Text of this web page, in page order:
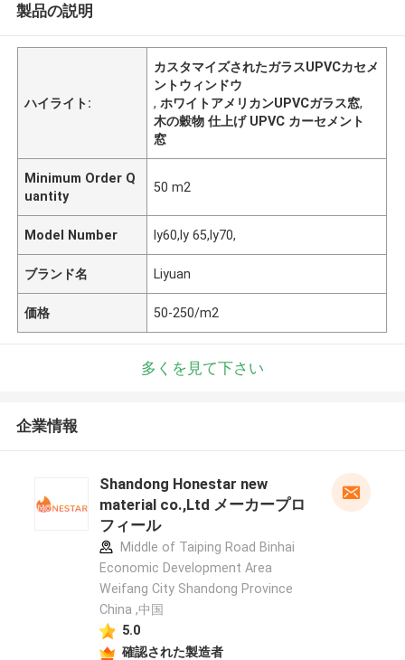
製品の説明
ハイライト:
カスタマイズされたガラスUPVCカセメ
ントウィンドウ
,ホワイトアメリカンUPVCガラス窓,
木の穀物 仕上げ UPVC カーセメント
窓
Minimum Order Q
uantity
50 m2
Model Number ly60,ly 65,ly70,
ブランド名 Liyuan
価格 50-250/m2
多くを見て下さい
企業情報
Shandong Honestar new
material co.,Ltd メーカープロ
フィール
Middle of Taiping Road Binhai
Economic Development Area
Weifang City Shandong Province
China ,中国
5.0
確認された製造者